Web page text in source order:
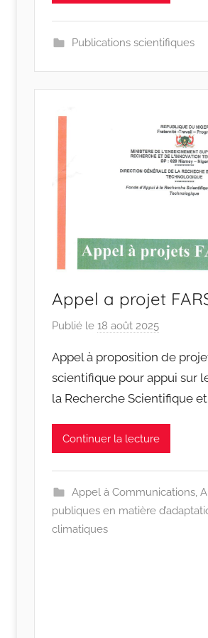
s
Publications scientifiques
Appel a projet
Publié le 18 août 2025
r
r
a
i
n
s
-
Appel à proposition de
scientifique pour appui sur
la Recherche Scientifique et
Continuer la lecture
Appel à Communications,
publiques en matière
climatiques